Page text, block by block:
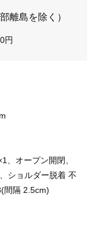
離島を除く）
円
、オープン開閉、
ショルダー脱着 不
間隔 2.5cm)